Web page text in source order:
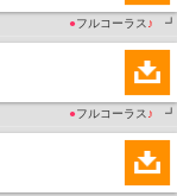
●フルコーラス ♪ ┛
●フルコーラス ♪ ┛